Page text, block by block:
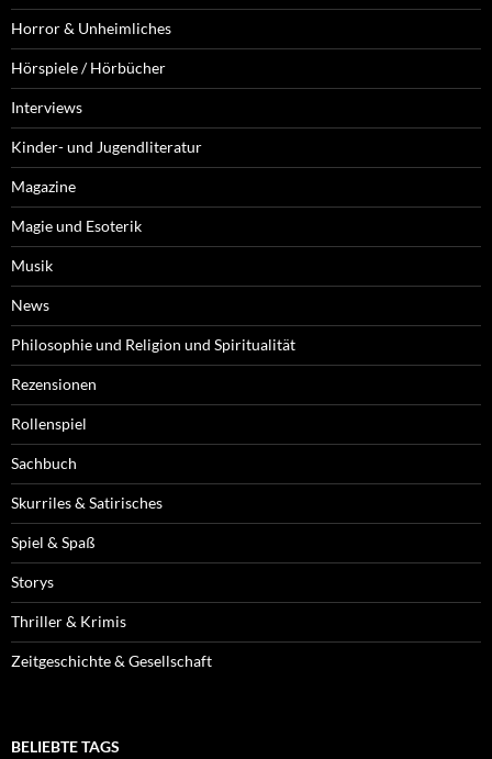
Horror & Unheimliches
Hörspiele / Hörbücher
Interviews
Kinder- und Jugendliteratur
Magazine
Magie und Esoterik
Musik
News
Philosophie und Religion und Spiritualität
Rezensionen
Rollenspiel
Sachbuch
Skurriles & Satirisches
Spiel & Spaß
Storys
Thriller & Krimis
Zeitgeschichte & Gesellschaft
BELIEBTE TAGS